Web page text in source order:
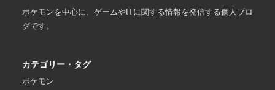
ポケモンを中心に、ゲームやITに関する情報を発信する個人ブロ
グです。
カテゴリー・タグ
ポケモン